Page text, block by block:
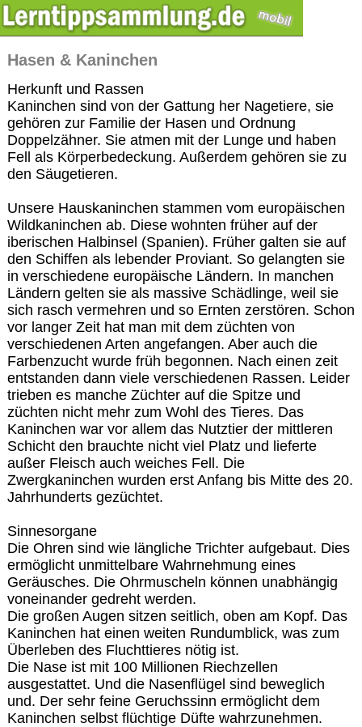
Hasen & Kaninchen
Herkunft und Rassen
Kaninchen sind von der Gattung her Nagetiere, sie
gehören zur Familie der Hasen und Ordnung
Doppelzähner. Sie atmen mit der Lunge und haben
Fell als Körperbedeckung. Außerdem gehören sie zu
den Säugetieren.
Unsere Hauskaninchen stammen vom europäischen
Wildkaninchen ab. Diese wohnten früher auf der
iberischen Halbinsel (Spanien). Früher galten sie auf
den Schiffen als lebender Proviant. So gelangten sie
in verschiedene europäische Ländern. In manchen
Ländern gelten sie als massive Schädlinge, weil sie
sich rasch vermehren und so Ernten zerstören. Schon
vor langer Zeit hat man mit dem züchten von
verschiedenen Arten angefangen. Aber auch die
Farbenzucht wurde früh begonnen. Nach einen zeit
entstanden dann viele verschiedenen Rassen. Leider
trieben es manche Züchter auf die Spitze und
züchten nicht mehr zum Wohl des Tieres. Das
Kaninchen war vor allem das Nutztier der mittleren
Schicht den brauchte nicht viel Platz und lieferte
außer Fleisch auch weiches Fell. Die
Zwergkaninchen wurden erst Anfang bis Mitte des 20.
Jahrhunderts gezüchtet.
Sinnesorgane
Die Ohren sind wie längliche Trichter aufgebaut. Dies
ermöglicht unmittelbare Wahrnehmung eines
Geräusches. Die Ohrmuscheln können unabhängig
voneinander gedreht werden.
Die großen Augen sitzen seitlich, oben am Kopf. Das
Kaninchen hat einen weiten Rundumblick, was zum
Überleben des Fluchttieres nötig ist.
Die Nase ist mit 100 Millionen Riechzellen
ausgestattet. Und die Nasenflügel sind beweglich
und. Der sehr feine Geruchssinn ermöglicht dem
Kaninchen selbst flüchtige Düfte wahrzunehmen.